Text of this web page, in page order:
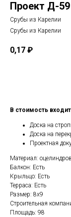
Проект Д-59
Срубы из Карелии
Срубы из Карелии
0,17 ₽
В стоимость входит
Доска на
Доска на
Проектная
Материал:
Балкон: Есть
Крыльцо: Есть
Терраса: Есть
Размер: 8х9
Строительная
Площадь: 98